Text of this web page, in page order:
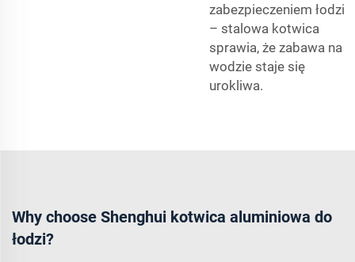
zabezpieczeniem łodzi
– stalowa kotwica
sprawia, że zabawa na
wodzie staje się
urokliwa.
Why choose Shenghui kotwica aluminiowa do
łodzi?